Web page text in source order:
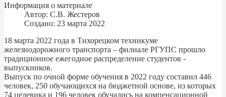
Информация о материале
Автор: С.В. Жестеров
Создано: 23 марта 2022
18 марта 2022 года в Тихорецком техникуме
железнодорожного транспорта – филиале РГУПС прошло
традиционное ежегодное распределение студентов -
выпускников.
Выпуск по очной форме обучения в 2022 году составил 446
человек, 250 обучающихся на бюджетной основе, из которых
74 целевика и 196 человек обучались на компенсационной